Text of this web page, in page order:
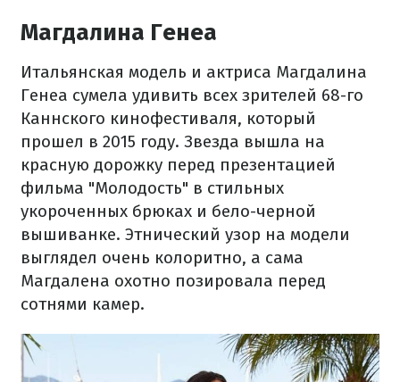
Магдалина Генеа
Итальянская модель и актриса Магдалина
Генеа сумела удивить всех зрителей 68-го
Каннского кинофестиваля, который
прошел в 2015 году. Звезда вышла на
красную дорожку перед презентацией
фильма "Молодость" в стильных
укороченных брюках и бело-черной
вышиванке. Этнический узор на модели
выглядел очень колоритно, а сама
Магдалена охотно позировала перед
сотнями камер.